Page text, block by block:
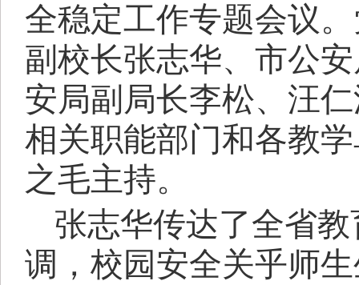
全稳定工作专题会议。
副校长张志华、 市公
安局副局长李松、汪
相关职能部门和各教
之毛主持。
张志华传达了全省
调 ， 校园安全关乎师